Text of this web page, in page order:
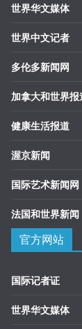
世界华文媒体
世界中文记者
多伦多新闻网
加拿大和世界报
健康生活报道
渥京新闻
国际艺术新闻网
法国和世界新闻
官方网站
国际记者证
世界华文媒体